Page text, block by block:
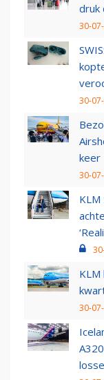
druk
30-
30-
keer
30-
30-